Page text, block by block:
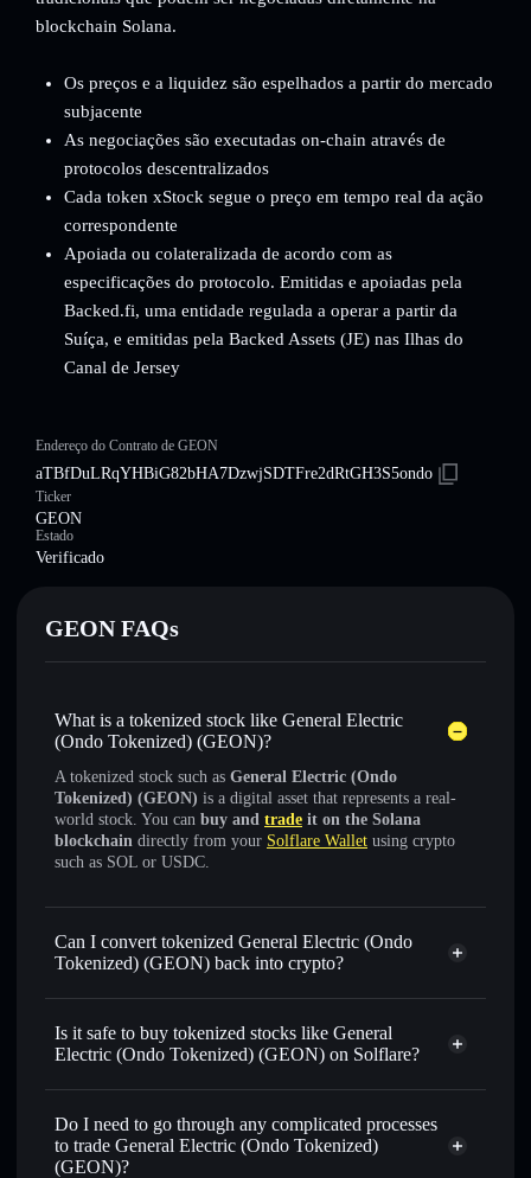
blockchain Solana.
Os preços e a liquidez são espelhados a partir do mercado
subjacente
As negociações são executadas on-chain através de
protocolos descentralizados
Cada token xStock segue o preço em tempo real da ação
correspondente
Apoiada ou colateralizada de acordo com as
especificações do protocolo. Emitidas e apoiadas pela
Backed.fi, uma entidade regulada a operar a partir da
Suíça, e emitidas pela Backed Assets (JE) nas Ilhas do
Canal de Jersey
Endereço do Contrato de GEON
aTBfDuLRqYHBiG82bHA7DzwjSDTFre2dRtGH3S5ondo
Ticker
GEON
Estado
Verificado
GEON FAQs
What is a tokenized stock like General Electric
(Ondo Tokenized) (GEON)?
A tokenized stock such as General Electric (Ondo
Tokenized) (GEON) is a digital asset that represents a real-
world stock. You can buy and trade it on the Solana
blockchain directly from your Solflare Wallet using crypto
such as SOL or USDC.
Can I convert tokenized General Electric (Ondo
Tokenized) (GEON) back into crypto?
General Electric (Ondo
Is it safe to buy tokenized stocks like General
Electric (Ondo Tokenized) (GEON) on Solflare?
1:1 backed,
Do I need to go through any complicated processes
to trade General Electric (Ondo Tokenized)
(GEON)?